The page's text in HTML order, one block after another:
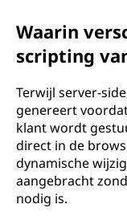
Waarin
scripting
Terwijl server-
genereert
klant wordt
direct in de
dynamische
aangebracht
nodig is.